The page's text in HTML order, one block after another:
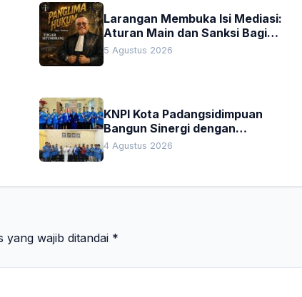
Larangan Membuka Isi Mediasi:
Aturan Main dan Sanksi Bagi
Penegak Hukum
5 Agustus 2026
KNPI Kota Padangsidimpuan
Bangun Sinergi dengan
Pengadilan Negeri dan DPRD
4 Agustus 2026
yang wajib ditandai *